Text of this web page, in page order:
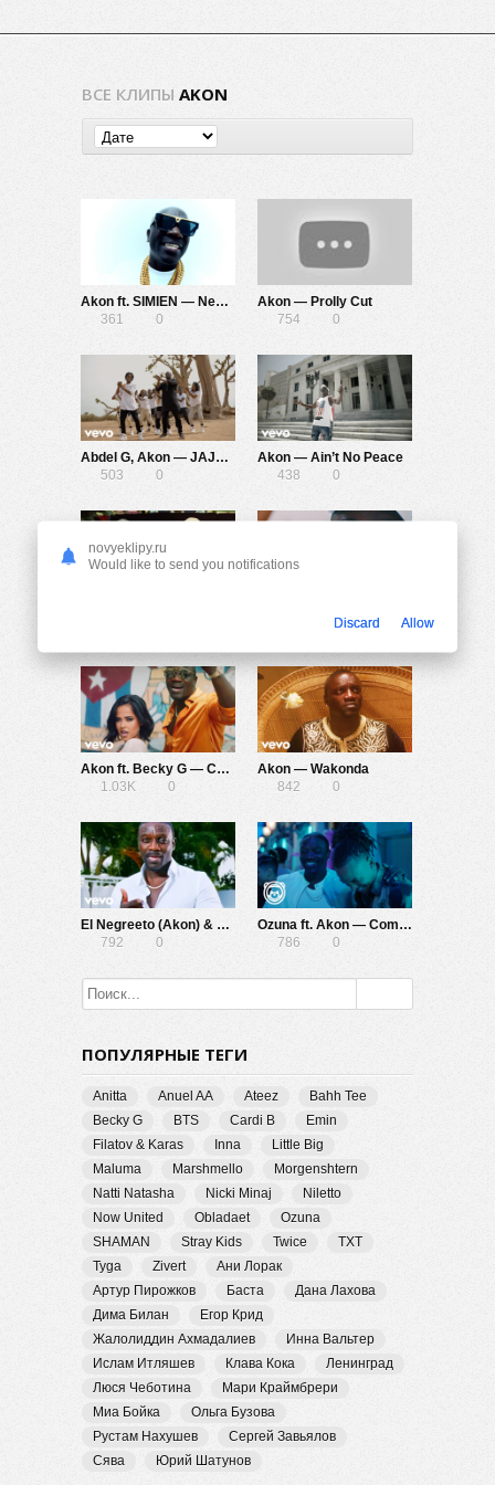
ВСЕ КЛИПЫ AKON
Akon ft. SIMIEN — Never Really Mattered
361
0
Akon — Prolly Cut
754
0
Abdel G, Akon — JAJEUF
503
0
Akon — Ain’t No Peace
438
0
0
Akon ft. Becky G — Como No
1.03K
0
Akon — Wakonda
842
0
El Negreeto (Akon) & Anuel AA — Get Money
792
0
Ozuna ft. Akon — Coméntale
786
0
ПОПУЛЯРНЫЕ ТЕГИ
Anitta Anuel AA Ateez
Bahh Tee
Becky G
BTS Cardi B
Emin
Filatov & Karas
Inna
Little Big
Maluma
Marshmello
Morgenshtern
Natti Natasha
Nicki Minaj
Niletto
Now United
Obladaet
Ozuna
SHAMAN
Stray Kids Twice
TXT
Tyga
Zivert
Ани Лорак
Артур Пирожков
Баста
Дана Лахова
Дима Билан
Егор Крид
Жалолиддин Ахмадалиев
Инна Вальтер
Ислам Итляшев
Клава Кока
Ленинград
Люся Чеботина
Мари Краймбрери
Миа Бойка
Ольга Бузова
Рустам Нахушев
Сергей Завьялов
Сява
Юрий Шатунов
novyeklipy.ru
Would like to send you notifications
Discard Allow